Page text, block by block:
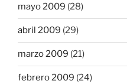
mayo 2009 (28)
abril 2009 (29)
marzo 2009 (21)
febrero 2009 (24)